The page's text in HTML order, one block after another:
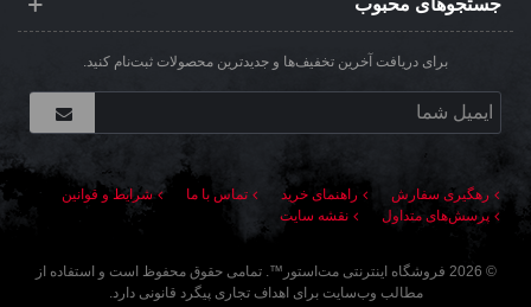
جستجوهای محبوب
برای دریافت آخرین تخفیف‌ها و جدیدترین محصولات ثبت‌نام کنید.
رهگیری سفارش راهنمای خرید تماس با ما
شرایط و قوانین
پرسش‌های متداول
نقشه سایت
©
2026 فروشگاه اینترنتی مت‌استور ™. تمامی حقوق محفوظ است و استفاده از
مطالب وب‌سایت برای اهداف تجاری پیگرد قانونی دارد.